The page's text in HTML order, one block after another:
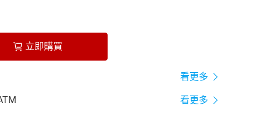
立即購買
看更多
看更多